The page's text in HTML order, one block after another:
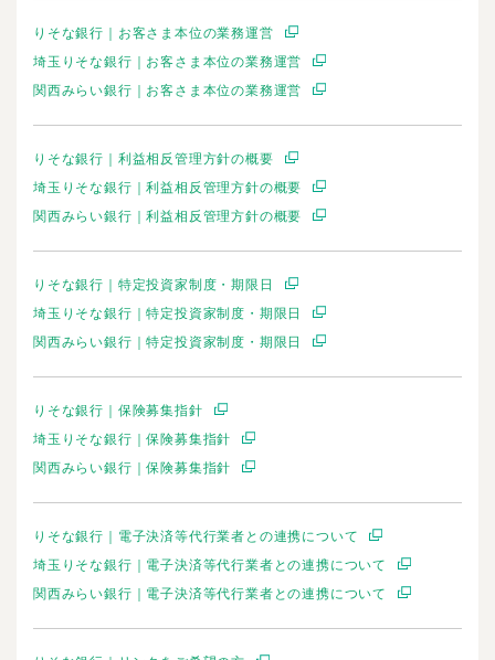
りそな銀行｜お客さま本位の業務運営
埼玉りそな銀行｜お客さま本位の業務運営
関西みらい銀行｜お客さま本位の業務運営
りそな銀行｜利益相反管理方針の概要
埼玉りそな銀行｜利益相反管理方針の概要
関西みらい銀行｜利益相反管理方針の概要
りそな銀行｜特定投資家制度・期限日
埼玉りそな銀行｜特定投資家制度・期限日
関西みらい銀行｜特定投資家制度・期限日
りそな銀行｜保険募集指針
埼玉りそな銀行｜保険募集指針
関西みらい銀行｜保険募集指針
りそな銀行｜電子決済等代行業者との連携について
埼玉りそな銀行｜電子決済等代行業者との連携について
関西みらい銀行｜電子決済等代行業者との連携について